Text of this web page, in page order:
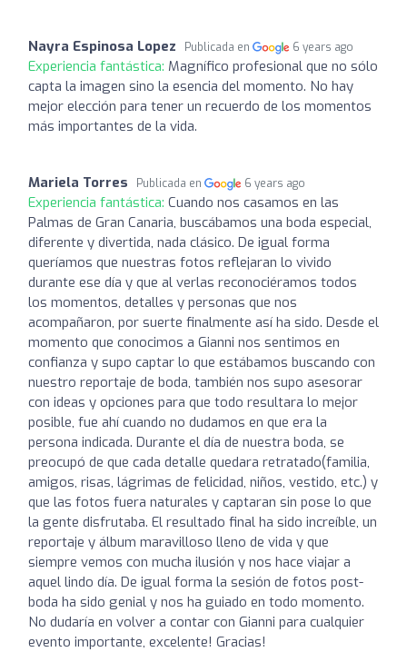
Nayra Espinosa Lopez Publicada en 6 years ago
Experiencia fantástica: Magnífico profesional que no sólo
capta la imagen sino la esencia del momento. No hay
mejor elección para tener un recuerdo de los momentos
más importantes de la vida.
Mariela Torres Publicada en 6 years ago
Experiencia fantástica: Cuando nos casamos en las
Palmas de Gran Canaria, buscábamos una boda especial,
diferente y divertida, nada clásico. De igual forma
queríamos que nuestras fotos reflejaran lo vivido
durante ese día y que al verlas reconociéramos todos
los momentos, detalles y personas que nos
acompañaron, por suerte finalmente así ha sido. Desde el
momento que conocimos a Gianni nos sentimos en
confianza y supo captar lo que estábamos buscando con
nuestro reportaje de boda, también nos supo asesorar
con ideas y opciones para que todo resultara lo mejor
posible, fue ahí cuando no dudamos en que era la
persona indicada. Durante el día de nuestra boda, se
preocupó de que cada detalle quedara retratado(familia,
amigos, risas, lágrimas de felicidad, niños, vestido, etc.) y
que las fotos fuera naturales y captaran sin pose lo que
la gente disfrutaba. El resultado final ha sido increíble, un
reportaje y álbum maravilloso lleno de vida y que
siempre vemos con mucha ilusión y nos hace viajar a
aquel lindo día. De igual forma la sesión de fotos post-
boda ha sido genial y nos ha guiado en todo momento.
No dudaría en volver a contar con Gianni para cualquier
evento importante, excelente! Gracias!